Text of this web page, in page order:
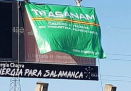
LONAS Y VINILOS EXTERIOR
Carteles gran formato para
JCdecaux